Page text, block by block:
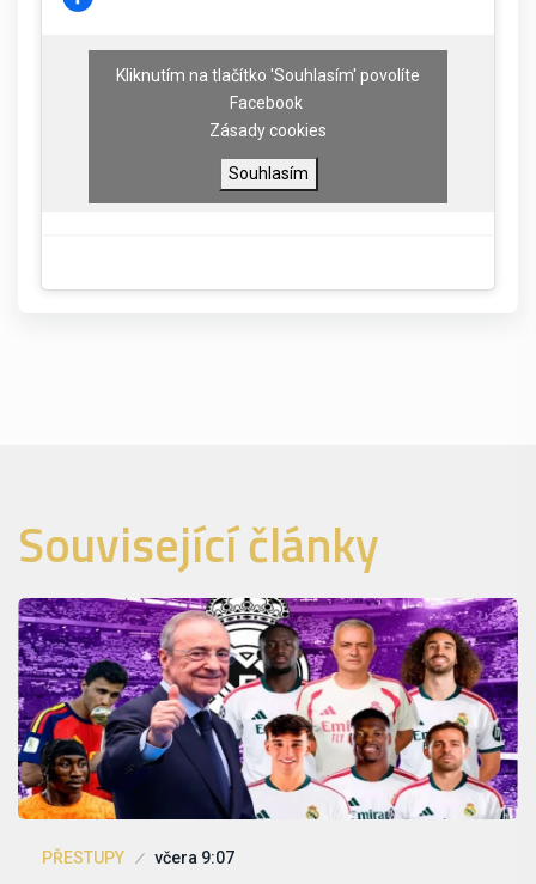
Kliknutím na tlačítko 'Souhlasím' povolíte
Facebook
Zásady cookies
Souhlasím
Související články
PŘESTUPY včera 9:07